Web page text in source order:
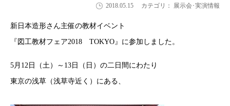
2018.05.15 カテゴリ： 展示会･実演情報
新日本造形さん主催の教材イベント
『図工教材フェア2018 TOKYO』に参加しました。
5月12日（土）～13日（日）の二日間にわたり
東京の浅草（浅草寺近く）にある、